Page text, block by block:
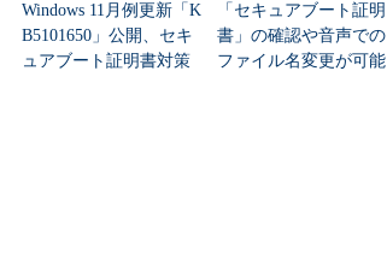
Windows 11月例更新「K
B5101650」公開、セキ
ュアブート証明書対策
「セキュアブート証明
書」の確認や音声での
ファイル名変更が可能